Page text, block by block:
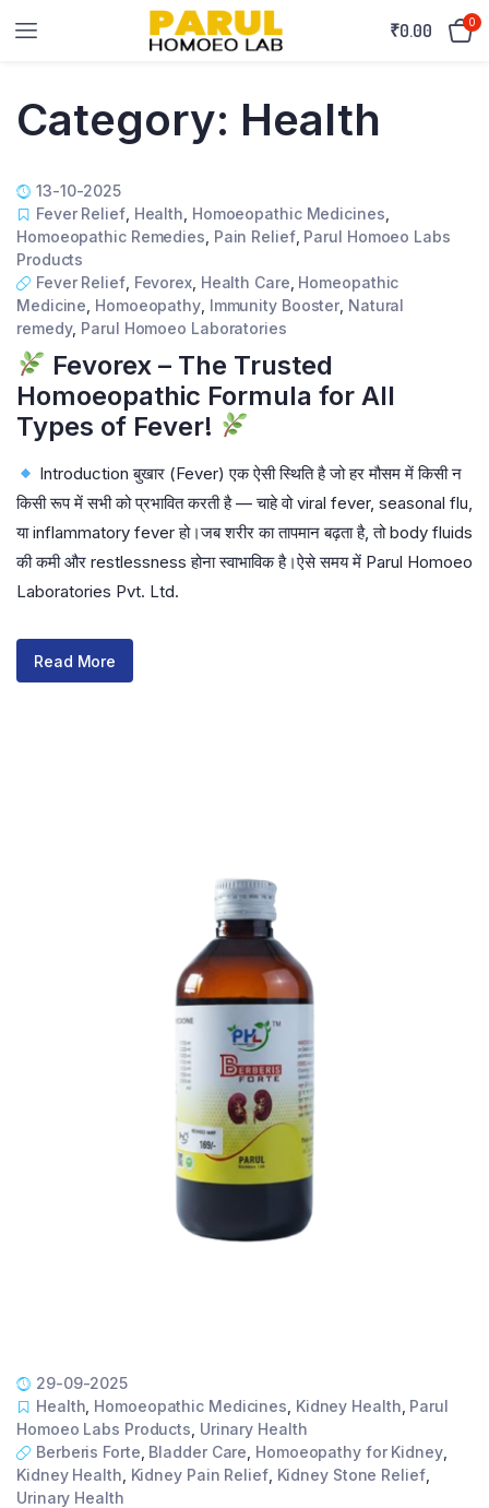
₹0.00 0
Category: Health
13-10-2025
Fever Relief, Health Homoeopathic Medicines
Homoeopathic Remedies Pain Relief, Parul Homoeo Labs
Products
Fever Relief, Fevorex, Health Care Homeopathic
Medicine Homoeopathy, Immunity Booster Natural
remedy, Parul Homoeo Laboratories
Fevorex – The Trusted
Homoeopathic Formula for All
Types of Fever!
Introduction बुखार (Fever) एक ऐसी स्थिति है जो हर मौसम में किसी न
किसी रूप में सभी को प्रभावित करती है — चाहे वो viral fever, seasonal flu,
या inflammatory fever हो।जब शरीर का तापमान बढ़ता है, तो body fluids
की कमी और restlessness होना स्वाभाविक है।ऐसे समय में Parul Homoeo
Laboratories Pvt. Ltd.
Read More
29-09-2025
Health Homoeopathic Medicines Kidney Health Parul
Homoeo Labs Products Urinary Health
Berberis Forte Bladder Care Homoeopathy for Kidney,
Kidney Health Kidney Pain Relief, Kidney Stone Relief,
Urinary Health